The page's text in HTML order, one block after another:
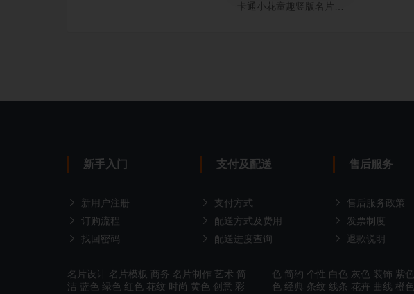
卡通小花童趣竖版名片制作
新手入门
新用户注册
订购流程
找回密码
支付及配送
支付方式
配送方式及费用
配送进度查询
售后服务
售后服务政策
发票制度
退款说明
名片设计 名片模板 商务 名片制作 艺术 简
洁 蓝色 绿色 红色 花纹 时尚 黄色 创意 彩
色 简约 个性 白色 灰色 装饰 紫色
色 经典 条纹 线条 花卉 曲线 橙色